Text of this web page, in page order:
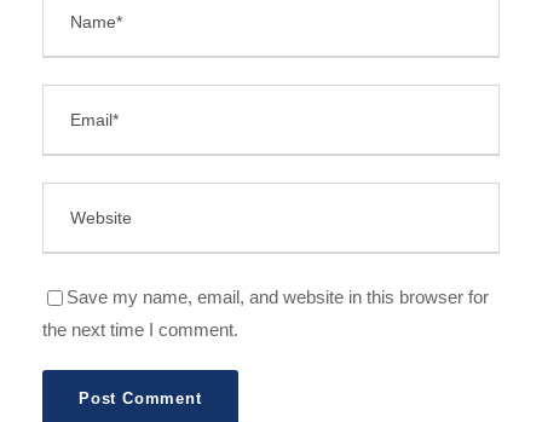
Save my name, email, and website in this browser for
the next time I comment.